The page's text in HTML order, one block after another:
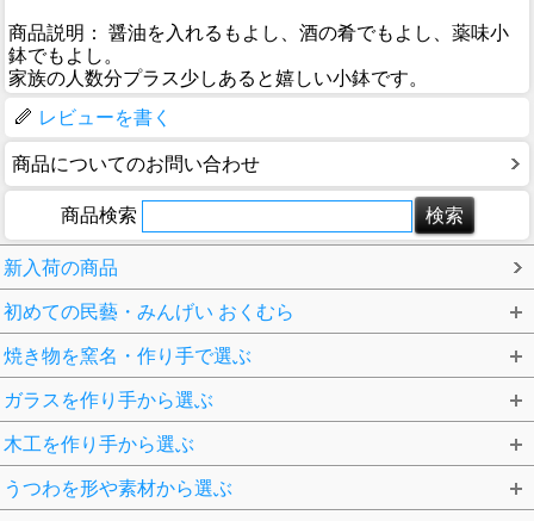
商品説明： 醤油を入れるもよし、酒の肴でもよし、薬味小
鉢でもよし。
家族の人数分プラス少しあると嬉しい小鉢です。
レビューを書く
商品についてのお問い合わせ
商品検索
新入荷の商品
初めての民藝・みんげい おくむら
焼き物を窯名・作り手で選ぶ
ガラスを作り手から選ぶ
木工を作り手から選ぶ
うつわを形や素材から選ぶ